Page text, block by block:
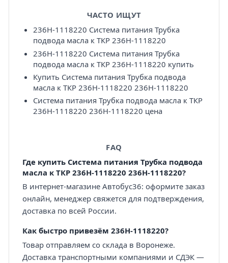
ЧАСТО ИЩУТ
236Н-1118220 Система питания Трубка
подвода масла к ТКР 236Н-1118220
236Н-1118220 Система питания Трубка
подвода масла к ТКР 236Н-1118220 купить
Купить Система питания Трубка подвода
масла к ТКР 236Н-1118220 236Н-1118220
Система питания Трубка подвода масла к ТКР
236Н-1118220 236Н-1118220 цена
FAQ
Где купить Система питания Трубка подвода
масла к ТКР 236Н-1118220 236Н-1118220?
В интернет-магазине Автобус36: оформите заказ
онлайн, менеджер свяжется для подтверждения,
доставка по всей России.
Как быстро привезём 236Н-1118220?
Товар отправляем со склада в Воронеже.
Доставка транспортными компаниями и СДЭК —